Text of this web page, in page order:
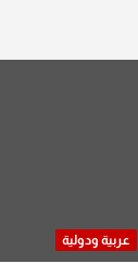
عربية ودولية